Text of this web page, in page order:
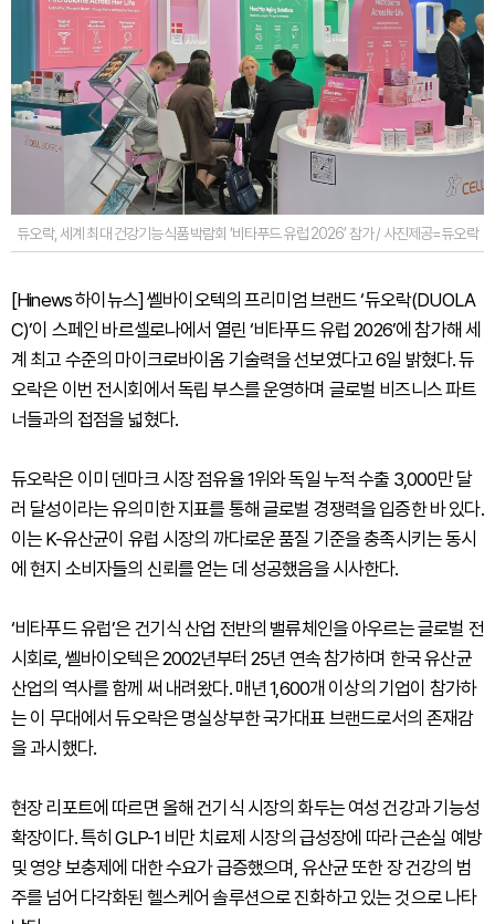
듀오락, 세계 최대 건강기능식품 박람회 ‘비타푸드 유럽 2026’ 참가 / 사진제공=듀오락
[Hinews 하이뉴스] 쎌바이오텍의 프리미엄 브랜드 ‘듀오락(DUOLA
C)’이 스페인 바르셀로나에서 열린 ‘비타푸드 유럽 2026’에 참가해 세
계 최고 수준의 마이크로바이옴 기술력을 선보였다고 6일 밝혔다. 듀
오락은 이번 전시회에서 독립 부스를 운영하며 글로벌 비즈니스 파트
너들과의 접점을 넓혔다.
듀오락은 이미 덴마크 시장 점유율 1위와 독일 누적 수출 3,000만 달
러 달성이라는 유의미한 지표를 통해 글로벌 경쟁력을 입증한 바 있다.
이는 K-유산균이 유럽 시장의 까다로운 품질 기준을 충족시키는 동시
에 현지 소비자들의 신뢰를 얻는 데 성공했음을 시사한다.
‘비타푸드 유럽’은 건기식 산업 전반의 밸류체인을 아우르는 글로벌 전
시회로, 쎌바이오텍은 2002년부터 25년 연속 참가하며 한국 유산균
산업의 역사를 함께 써 내려왔다. 매년 1,600개 이상의 기업이 참가하
는 이 무대에서 듀오락은 명실상부한 국가대표 브랜드로서의 존재감
을 과시했다.
현장 리포트에 따르면 올해 건기식 시장의 화두는 여성 건강과 기능성
확장이다. 특히 GLP-1 비만 치료제 시장의 급성장에 따라 근손실 예방
및 영양 보충제에 대한 수요가 급증했으며, 유산균 또한 장 건강의 범
주를 넘어 다각화된 헬스케어 솔루션으로 진화하고 있는 것으로 나타